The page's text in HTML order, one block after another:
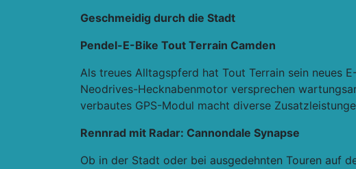
Geschmeidig durch die Stadt
Pendel-E-Bike Tout Terrain Camden
Als treues Alltagspferd hat Tout Terrain sein neues
Neodrives-Hecknabenmotor versprechen
verbautes GPS-Modul macht diverse
Rennrad mit Radar: Cannondale Synapse
Ob in der Stadt oder bei ausgedehnten Touren auf